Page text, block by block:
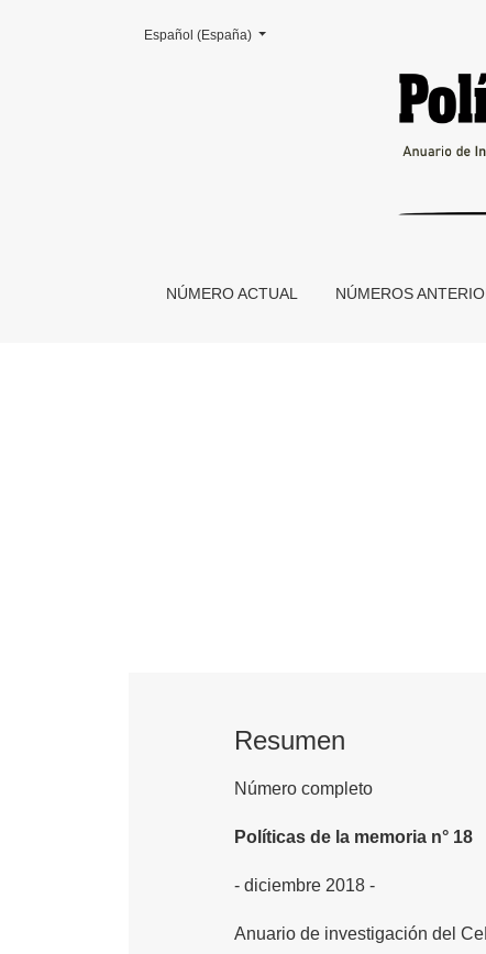
Políticas de la Memoria n° 18
NÚMERO ACTUAL NÚMEROS
Cambiar el idioma. El actual es:
Español (España)
Resumen
Número completo
Políticas de la memoria n° 18
- diciembre 2018 -
Anuario de investigación del